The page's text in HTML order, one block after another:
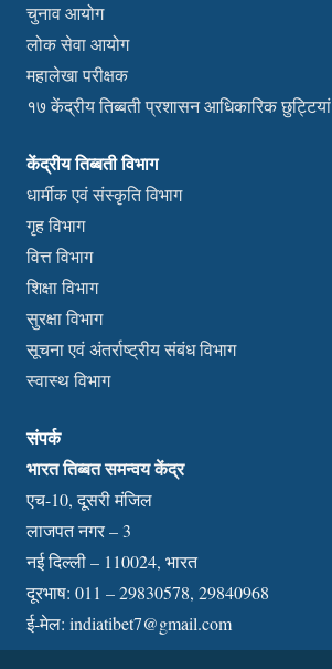
चुनाव आयोग
लोक सेवा आयोग
महालेखा परीक्षक
१७ केंद्रीय तिब्बती प्रशासन आधिकारिक छुट्टियां
केंद्रीय तिब्बती विभाग
धार्मीक एवं संस्कृति विभाग
गृह विभाग
वित्त विभाग
शिक्षा विभाग
सुरक्षा विभाग
सूचना एवं अंतर्राष्ट्रीय संबंध विभाग
स्वास्थ विभाग
संपर्क
भारत तिब्बत समन्वय केंद्र
एच-10, दूसरी मंजिल
लाजपत नगर – 3
नई दिल्ली – 110024, भारत
दूरभाष: 011 – 29830578, 29840968
ई-मेल: indiatibet7@gmail.com